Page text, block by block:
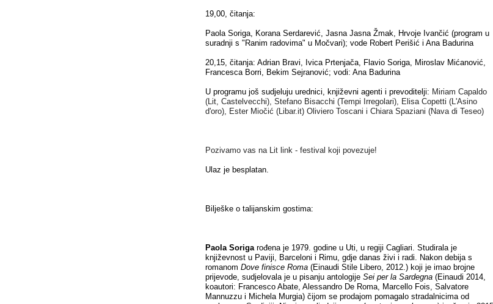
19,00, čitanja:
Paola Soriga, Korana Serdarević, Jasna Jasna Žmak, Hrvoje Ivančić (program u
suradnji s "Ranim radovima" u Močvari); vode Robert Perišić i Ana Badurina
20,15, čitanja: Adrian Bravi, Ivica Prtenjača, Flavio Soriga, Miroslav Mićanović,
Francesca Borri, Bekim Sejranović; vodi: Ana Badurina
U programu još sudjeluju urednici, književni agenti i prevoditelji: Miriam Capaldo
(Lit, Castelvecchi), Stefano Bisacchi (Tempi Irregolari), Elisa Copetti (L'Asino
d'oro), Ester Miočić (Libar.it) Oliviero Toscani i Chiara Spaziani (Nava di Teseo)
Pozivamo vas na Lit link - festival koji povezuje!
Ulaz je besplatan.
Bilješke o talijanskim gostima:
Paola Sorigarođena je 1979. godine u Uti, u regiji Cagliari. Studirala je
književnost u Paviji, Barceloni i Rimu, gdje danas živi i radi. Nakon debija s
romanom Dove finisce Roma (Einaudi Stile Libero, 2012.) koji je imao brojne
prijevode, sudjelovala je u pisanju antologije Sei per la Sardegna (Einaudi 2014,
koautori: Francesco Abate, Alessandro De Roma, Marcello Fois, Salvatore
Mannuzzu i Michela Murgia) čijom se prodajom pomagalo stradalnicima od